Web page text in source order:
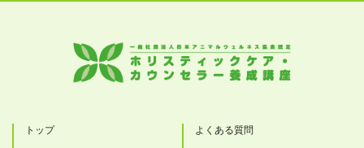
トップ よくある質問